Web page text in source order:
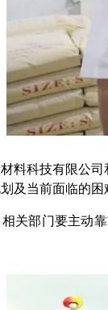
科技有限公司和
及当前面临的困
部门要主动靠